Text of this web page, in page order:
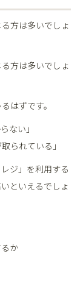
方は多いでしょ
方は多いでしょ
はずです。
ない」
られている」
ジ」を利用する
といえるでしょ
か